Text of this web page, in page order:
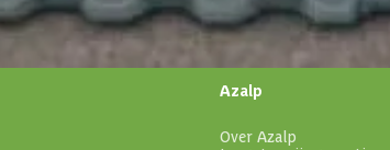
Azalp
Over Azalp